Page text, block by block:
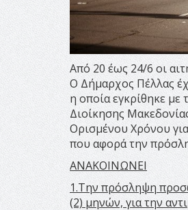
Από 20 έως 24/6 οι
Ο Δήμαρχος Πέλλας
η οποία εγκρίθηκε
Διοίκησης
Ορισμένου Χρόνου
που αφορά την
ΑΝΑΚΟΙΝΩΝΕΙ
1.Την πρόσληψη
(2) μηνών, για την